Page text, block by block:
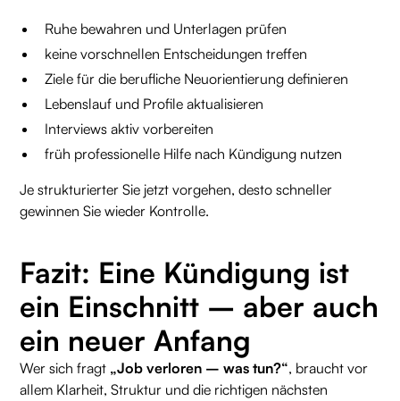
Ruhe bewahren und Unterlagen prüfen
keine vorschnellen Entscheidungen treffen
Ziele für die berufliche Neuorientierung definieren
Lebenslauf und Profile aktualisieren
Interviews aktiv vorbereiten
früh professionelle Hilfe nach Kündigung nutzen
Je strukturierter Sie jetzt vorgehen, desto schneller
gewinnen Sie wieder Kontrolle.
Fazit: Eine Kündigung ist
ein Einschnitt – aber auch
ein neuer Anfang
Wer sich fragt „Job verloren – was tun?“, braucht vor
allem Klarheit, Struktur und die richtigen nächsten